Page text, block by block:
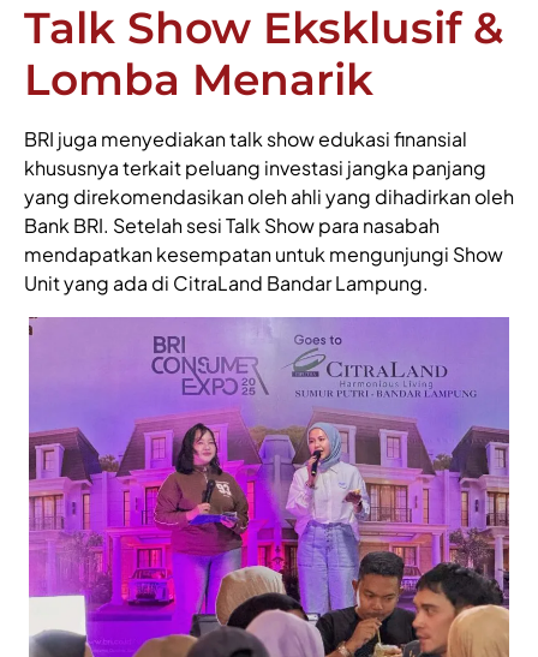
Talk Show Eksklusif &
Lomba Menarik
BRI juga menyediakan talk show edukasi finansial
khususnya terkait peluang investasi jangka panjang
yang direkomendasikan oleh ahli yang dihadirkan oleh
Bank BRI. Setelah sesi Talk Show para nasabah
mendapatkan kesempatan untuk mengunjungi Show
Unit yang ada di CitraLand Bandar Lampung.